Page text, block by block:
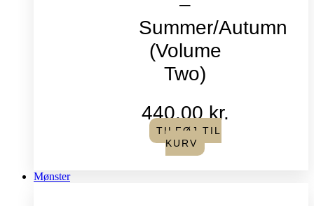
–
Summer/Autumn
(Volume
Two)
440,00kr.
TILFØJ TIL
KURV
Mønster